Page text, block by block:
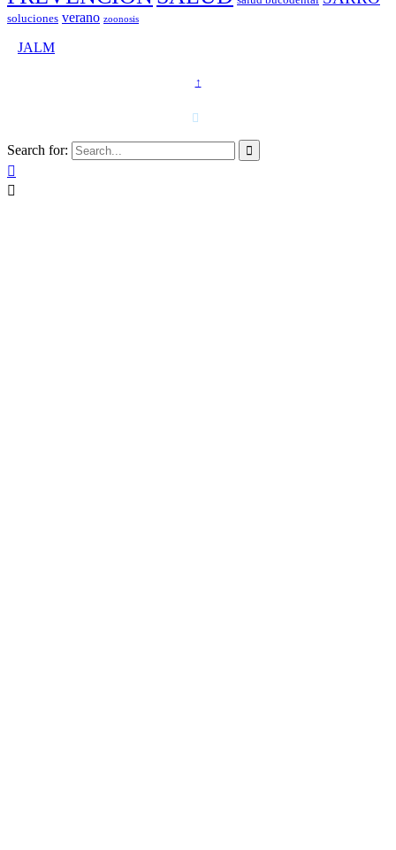
soluciones verano zoonosis
JALM
↑

Search for: 

